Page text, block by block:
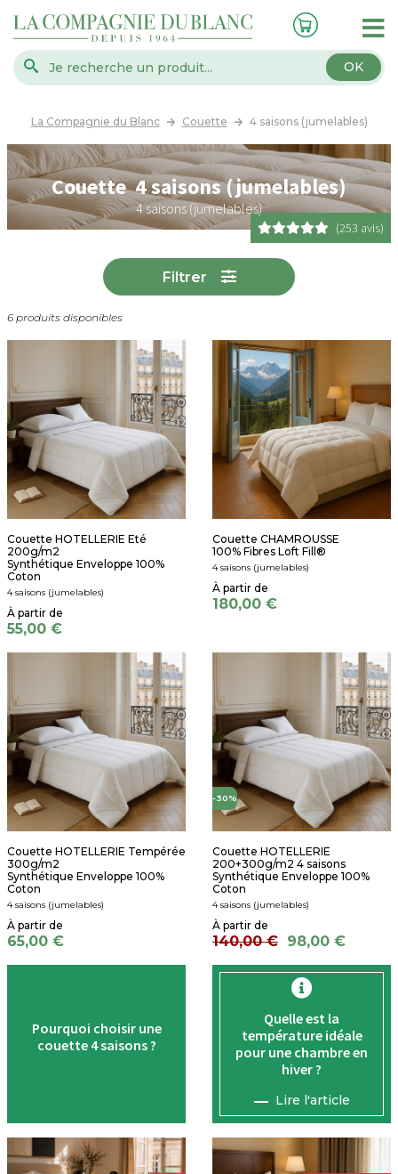
OK
La Compagnie du Blanc Couette 4 saisons (jumelables)
Couette 4 saisons (jumelables)
4 saisons (jumelables)
(253 avis)
Filtrer
6 produits disponibles
Couette HOTELLERIE Eté
200g/m2
Synthétique Enveloppe 100%
Coton
4 saisons (jumelables)
55,00 €
Couette CHAMROUSSE
100% Fibres Loft Fill®
4 saisons (jumelables)
180,00 €
Couette HOTELLERIE Tempérée
300g/m2
Synthétique Enveloppe 100%
Coton
4 saisons (jumelables)
65,00 €
-30%
Couette HOTELLERIE
200+300g/m2 4 saisons
Synthétique Enveloppe 100%
Coton
4 saisons (jumelables)
140,00 € 98,00 €
Pourquoi choisir une
couette 4 saisons ?
Quelle est la
températureidéale
pour une chambre en
hiver ?
Lire l'article